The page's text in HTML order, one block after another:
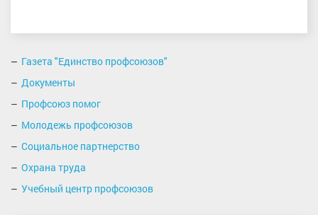
Газета "Единство профсоюзов"
Документы
Профсоюз помог
Молодежь профсоюзов
Социальное партнерство
Охрана труда
Учебный центр профсоюзов